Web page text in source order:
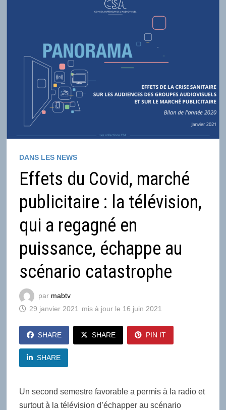
DANS LES NEWS
Effets du Covid, marché
publicitaire : la télévision,
qui a regagné en
puissance, échappe au
scénario catastrophe
par mabtv
29 janvier 2021
16 juin 2021
SHARE SHARE PIN IT
SHARE
Un second semestre favorable a permis à la radio et
surtout à la télévision d’échapper au scénario